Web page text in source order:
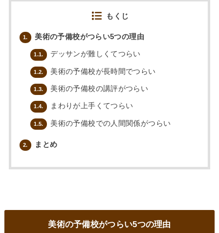
もくじ
1. 美術の予備校がつらい5つの理由
1.1. デッサンが難しくてつらい
1.2. 美術の予備校が長時間でつらい
1.3. 美術の予備校の講評がつらい
1.4. まわりが上手くてつらい
1.5. 美術の予備校での人間関係がつらい
2. まとめ
美術の予備校がつらい5つの理由